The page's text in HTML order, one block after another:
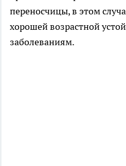
переносчицы, в этом
хорошей возрастной
заболеваниям.